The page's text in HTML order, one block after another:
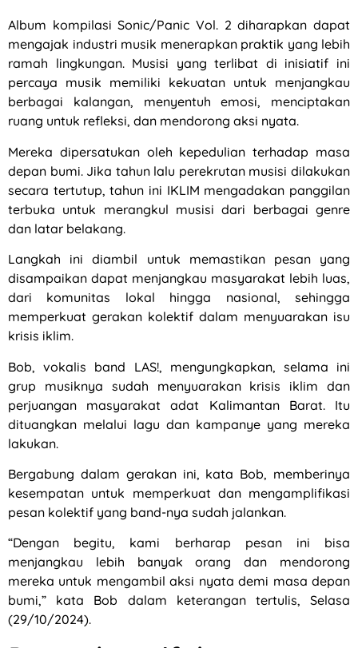
Album kompilasi Sonic/Panic Vol. 2 diharapkan dapat
mengajak industri musik menerapkan praktik yang lebih
ramah lingkungan. Musisi yang terlibat di inisiatif ini
percaya musik memiliki kekuatan untuk menjangkau
berbagai kalangan, menyentuh emosi, menciptakan
ruang untuk refleksi, dan mendorong aksi nyata.
Mereka dipersatukan oleh kepedulian terhadap masa
depan bumi. Jika tahun lalu perekrutan musisi dilakukan
secara tertutup, tahun ini IKLIM mengadakan panggilan
terbuka untuk merangkul musisi dari berbagai genre
dan latar belakang.
Langkah ini diambil untuk memastikan pesan yang
disampaikan dapat menjangkau masyarakat lebih luas,
dari komunitas lokal hingga nasional, sehingga
memperkuat gerakan kolektif dalam menyuarakan isu
krisis iklim.
Bob, vokalis band LAS!, mengungkapkan, selama ini
grup musiknya sudah menyuarakan krisis iklim dan
perjuangan masyarakat adat Kalimantan Barat. Itu
dituangkan melalui lagu dan kampanye yang mereka
lakukan.
Bergabung dalam gerakan ini, kata Bob, memberinya
kesempatan untuk memperkuat dan mengamplifikasi
pesan kolektif yang band-nya sudah jalankan.
“Dengan begitu, kami berharap pesan ini bisa
menjangkau lebih banyak orang dan mendorong
mereka untuk mengambil aksi nyata demi masa depan
bumi,” kata Bob dalam keterangan tertulis, Selasa
(29/10/2024).